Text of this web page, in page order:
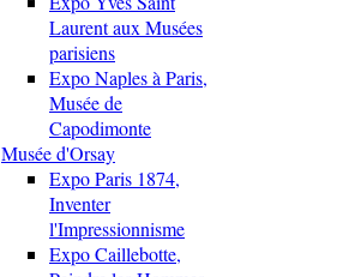
Laurent aux Musées
parisiens
Expo Naples à Paris,
Musée de
Capodimonte
Musée d'Orsay
Expo Paris 1874,
Inventer
l'Impressionnisme
Expo Caillebotte,